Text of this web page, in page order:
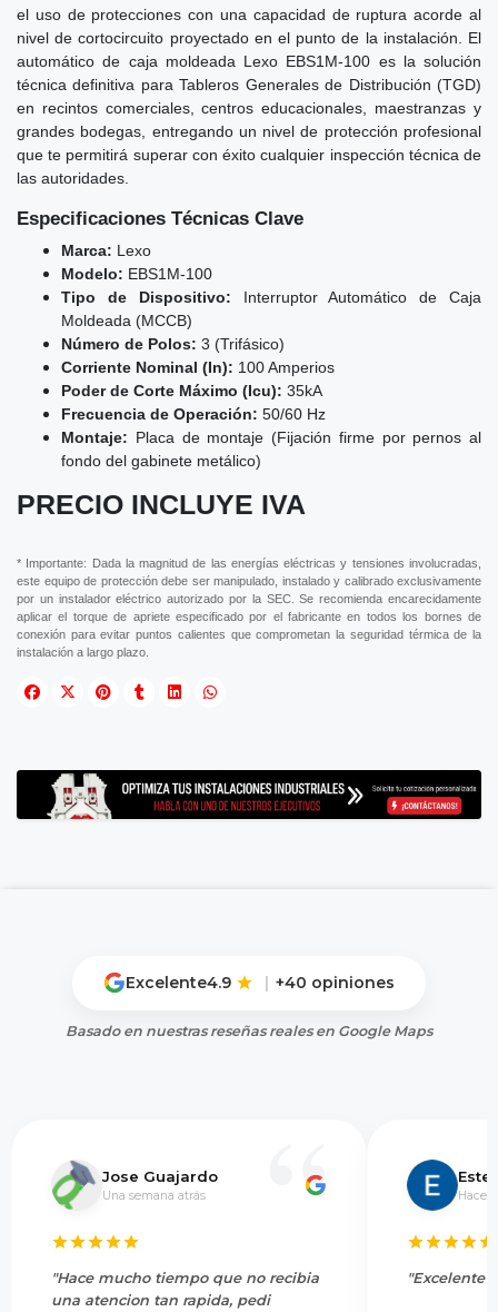
el uso de protecciones con una capacidad de ruptura acorde al
nivel de cortocircuito proyectado en el punto de la instalación. El
automático de caja moldeada Lexo EBS1M-100 es la solución
técnica definitiva para Tableros Generales de Distribución (TGD)
en recintos comerciales, centros educacionales, maestranzas y
grandes bodegas, entregando un nivel de protección profesional
que te permitirá superar con éxito cualquier inspección técnica de
las autoridades.
Especificaciones Técnicas Clave
Marca: Lexo
Modelo: EBS1M-100
Tipo de Dispositivo: Interruptor Automático de Caja
Moldeada (MCCB)
Número de Polos: 3 (Trifásico)
Corriente Nominal (In): 100 Amperios
Poder de Corte Máximo (Icu): 35kA
Frecuencia de Operación: 50/60 Hz
Montaje: Placa de montaje (Fijación firme por pernos al
fondo del gabinete metálico)
PRECIO INCLUYE IVA
* Importante: Dada la magnitud de las energías eléctricas y tensiones involucradas,
este equipo de protección debe ser manipulado, instalado y calibrado exclusivamente
por un instalador eléctrico autorizado por la SEC. Se recomienda encarecidamente
aplicar el torque de apriete especificado por el fabricante en todos los bornes de
conexión para evitar puntos calientes que comprometan la seguridad térmica de la
instalación a largo plazo.
Excelente4.9 | +40 opiniones
Basado en nuestras reseñas reales en Google Maps
Jose Guajardo
Una semana atrás
"Hace mucho tiempo que no recibia
una atencion tan rapida, pedi
Hace
"Excelente